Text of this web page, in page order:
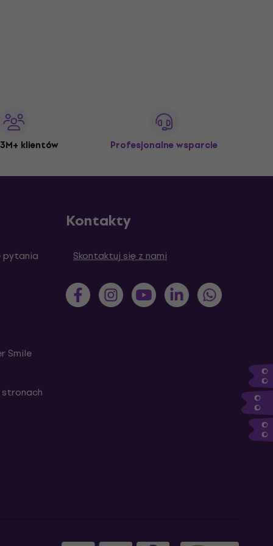
klientów Profesjonalne wsparcie
pytania
Smile
stronach
Kontakty
Skontaktuj się z nami